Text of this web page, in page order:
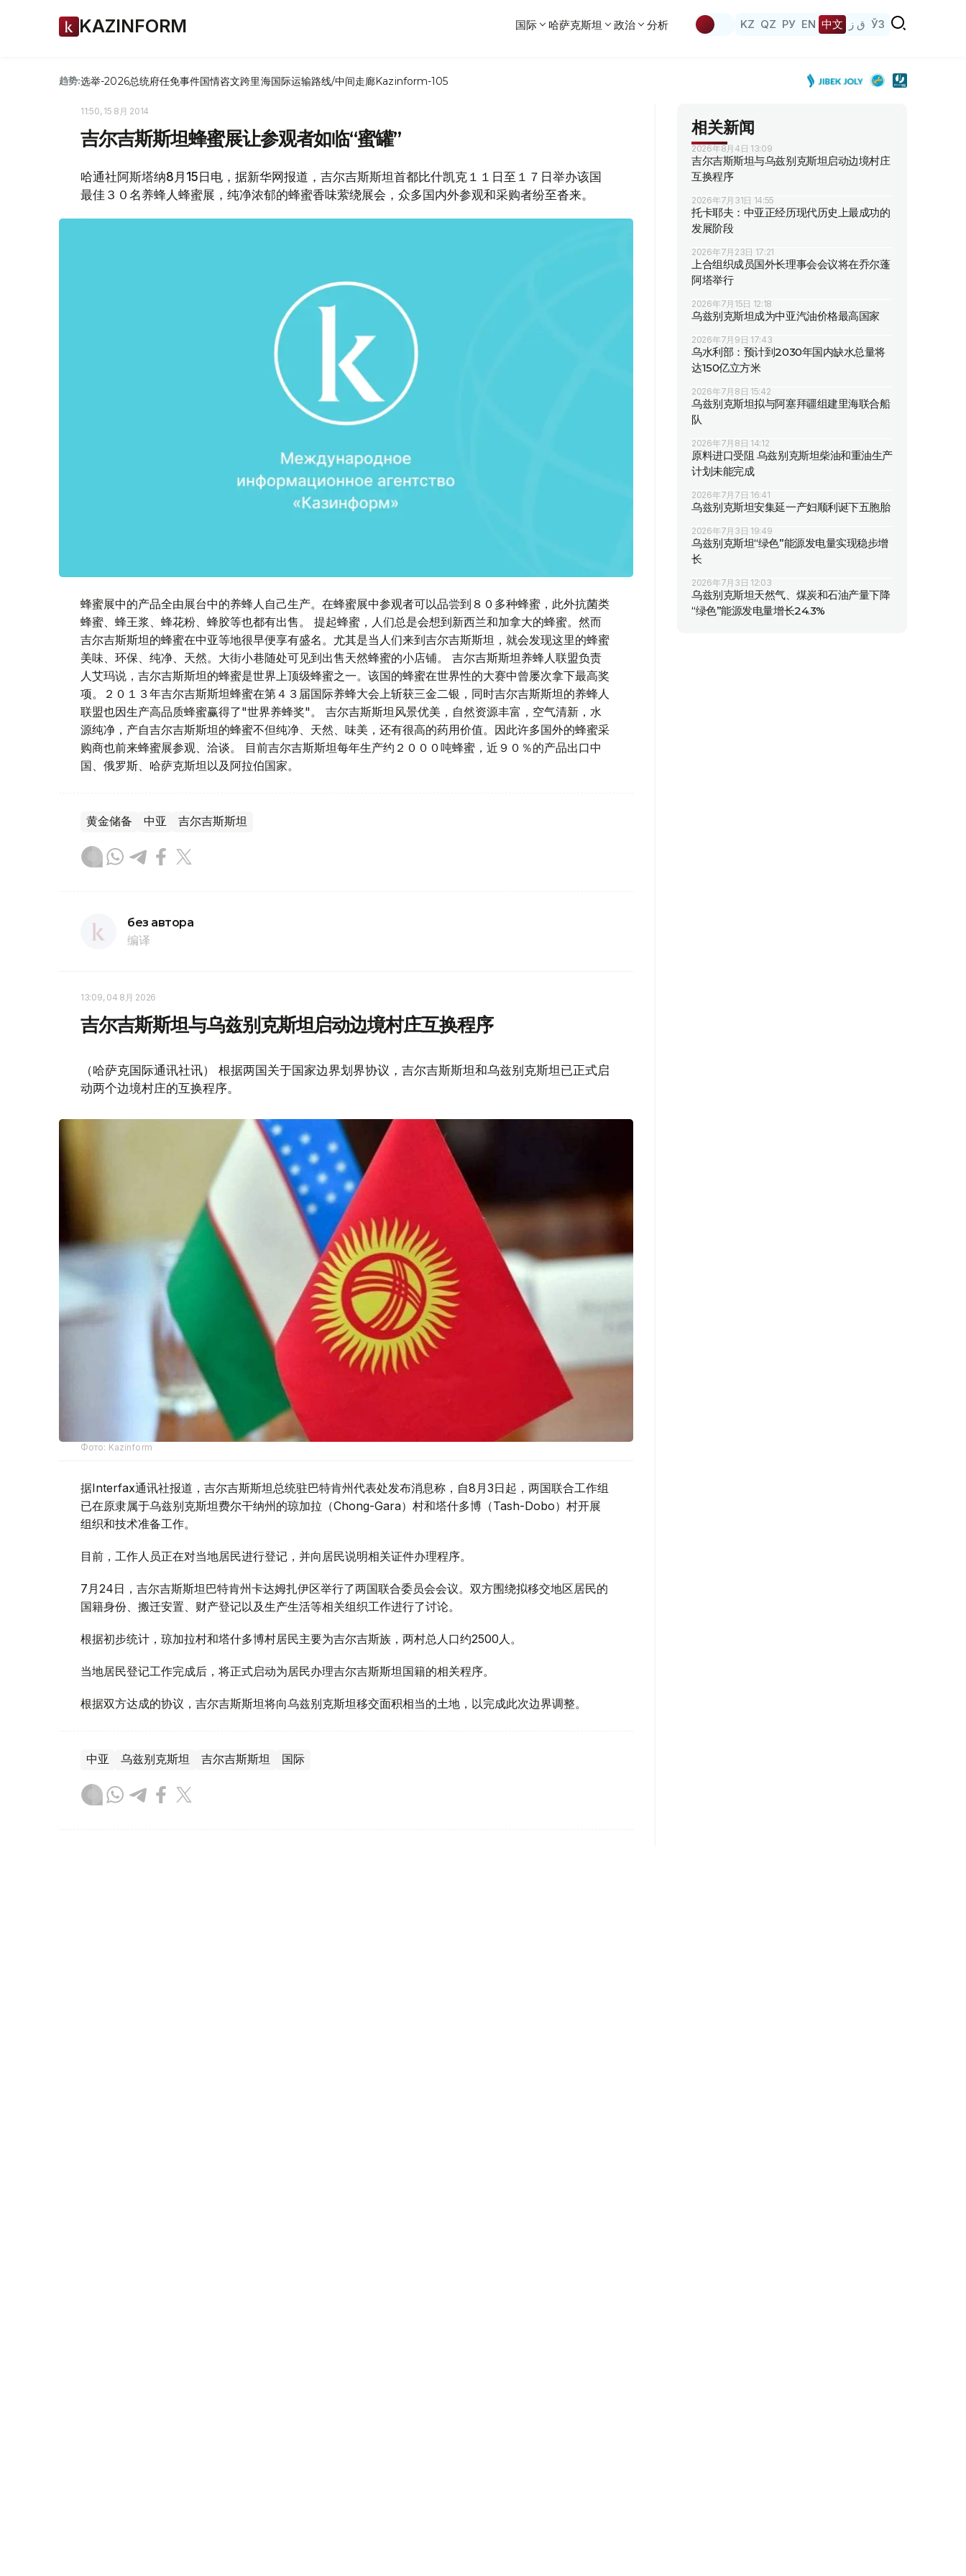
KAZINFORM 国际 哈萨克斯坦 政治 分析 KZ QZ РУ EN 中文 ق ز ЎЗ
趋势:选举-2026总统府任免事件国情咨文跨里海国际运输路线/中间走廊Kazinform-105
11:50, 15 8月 2014
吉尔吉斯斯坦蜂蜜展让参观者如临“蜜罐”
哈通社阿斯塔纳8月15日电，据新华网报道，吉尔吉斯斯坦首都比什凯克１１日至１７日举办该国
最佳３０名养蜂人蜂蜜展，纯净浓郁的蜂蜜香味萦绕展会，众多国内外参观和采购者纷至沓来。
蜂蜜展中的产品全由展台中的养蜂人自己生产。在蜂蜜展中参观者可以品尝到８０多种蜂蜜，此外抗菌类
蜂蜜、蜂王浆、蜂花粉、蜂胶等也都有出售。 提起蜂蜜，人们总是会想到新西兰和加拿大的蜂蜜。然而
吉尔吉斯斯坦的蜂蜜在中亚等地很早便享有盛名。尤其是当人们来到吉尔吉斯斯坦，就会发现这里的蜂蜜
美味、环保、纯净、天然。大街小巷随处可见到出售天然蜂蜜的小店铺。 吉尔吉斯斯坦养蜂人联盟负责
人艾玛说，吉尔吉斯斯坦的蜂蜜是世界上顶级蜂蜜之一。该国的蜂蜜在世界性的大赛中曾屡次拿下最高奖
项。２０１３年吉尔吉斯斯坦蜂蜜在第４３届国际养蜂大会上斩获三金二银，同时吉尔吉斯斯坦的养蜂人
联盟也因生产高品质蜂蜜赢得了"世界养蜂奖"。 吉尔吉斯斯坦风景优美，自然资源丰富，空气清新，水
源纯净，产自吉尔吉斯斯坦的蜂蜜不但纯净、天然、味美，还有很高的药用价值。因此许多国外的蜂蜜采
购商也前来蜂蜜展参观、洽谈。 目前吉尔吉斯斯坦每年生产约２０００吨蜂蜜，近９０％的产品出口中
国、俄罗斯、哈萨克斯坦以及阿拉伯国家。
黄金储备 中亚 吉尔吉斯斯坦
без автора
编译
13:09, 04 8月 2026
吉尔吉斯斯坦与乌兹别克斯坦启动边境村庄互换程序
（哈萨克国际通讯社讯） 根据两国关于国家边界划界协议，吉尔吉斯斯坦和乌兹别克斯坦已正式启
动两个边境村庄的互换程序。
Фото: Kazinform
据Interfax通讯社报道，吉尔吉斯斯坦总统驻巴特肯州代表处发布消息称，自8月3日起，两国联合工作组
已在原隶属于乌兹别克斯坦费尔干纳州的琼加拉（Chong-Gara）村和塔什多博（Tash-Dobo）村开展
组织和技术准备工作。
目前，工作人员正在对当地居民进行登记，并向居民说明相关证件办理程序。
7月24日，吉尔吉斯斯坦巴特肯州卡达姆扎伊区举行了两国联合委员会会议。双方围绕拟移交地区居民的
国籍身份、搬迁安置、财产登记以及生产生活等相关组织工作进行了讨论。
根据初步统计，琼加拉村和塔什多博村居民主要为吉尔吉斯族，两村总人口约2500人。
当地居民登记工作完成后，将正式启动为居民办理吉尔吉斯斯坦国籍的相关程序。
根据双方达成的协议，吉尔吉斯斯坦将向乌兹别克斯坦移交面积相当的土地，以完成此次边界调整。
中亚 乌兹别克斯坦 吉尔吉斯斯坦 国际
相关新闻
2026年8月4日 13:09
吉尔吉斯斯坦与乌兹别克斯坦启动边境村庄
互换程序
2026年7月31日 14:55
托卡耶夫：中亚正经历现代历史上最成功的
发展阶段
2026年7月23日 17:21
上合组织成员国外长理事会会议将在乔尔蓬
阿塔举行
2026年7月15日 12:18
乌兹别克斯坦成为中亚汽油价格最高国家
2026年7月9日 17:43
乌水利部：预计到2030年国内缺水总量将
达150亿立方米
2026年7月8日 15:42
乌兹别克斯坦拟与阿塞拜疆组建里海联合船
队
2026年7月8日 14:12
原料进口受阻 乌兹别克斯坦柴油和重油生产
计划未能完成
2026年7月7日 16:41
乌兹别克斯坦安集延一产妇顺利诞下五胞胎
2026年7月3日 19:49
乌兹别克斯坦“绿色”能源发电量实现稳步增
长
2026年7月3日 12:03
乌兹别克斯坦天然气、煤炭和石油产量下降
“绿色”能源发电量增长24.3%